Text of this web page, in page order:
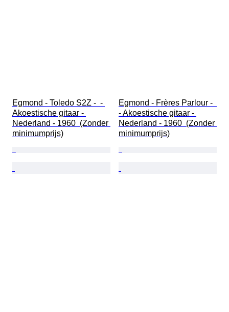
Egmond - Toledo S2Z -  -
Akoestische gitaar -
Nederland - 1960  (Zonder
minimumprijs)
Egmond - Frères Parlour -
- Akoestische gitaar -
Nederland - 1960  (Zonder
minimumprijs)